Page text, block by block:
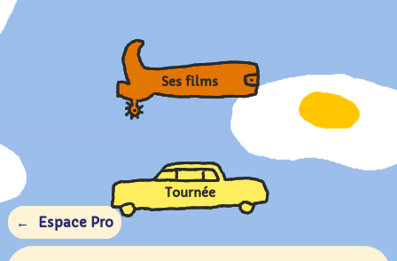
Ses films
Tournée
Espace Pro